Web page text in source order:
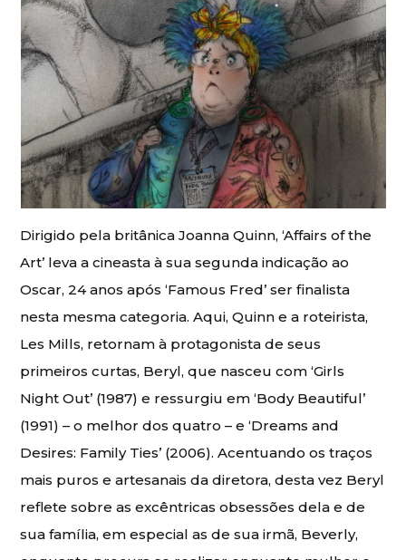
Dirigido pela britânica Joanna Quinn, ‘Affairs of the
Art’ leva a cineasta à sua segunda indicação ao
Oscar, 24 anos após ‘Famous Fred’ ser finalista
nesta mesma categoria. Aqui, Quinn e a roteirista,
Les Mills, retornam à protagonista de seus
primeiros curtas, Beryl, que nasceu com ‘Girls
Night Out’ (1987) e ressurgiu em ‘Body Beautiful’
(1991) – o melhor dos quatro – e ‘Dreams and
Desires: Family Ties’ (2006). Acentuando os traços
mais puros e artesanais da diretora, desta vez Beryl
reflete sobre as excêntricas obsessões dela e de
sua família, em especial as de sua irmã, Beverly,